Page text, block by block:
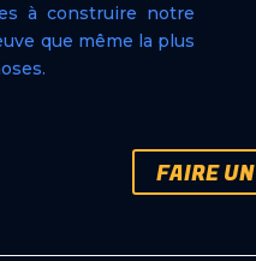
à construire notre
que même la plus
FAIRE